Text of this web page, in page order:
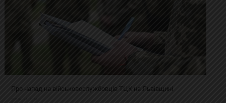
Про напад на військовослужбовців ТЦК на Львівщині